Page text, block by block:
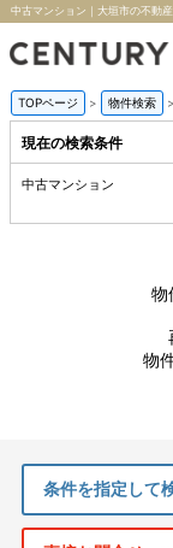
中古マンション｜大垣市の不動
TOPページ > 物件検索 >
現在の検索条件
中古マンション
物
物
条件を指定して